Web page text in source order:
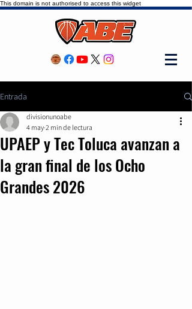
This domain is not authorised to access this widget
Entrada
UPAEP y Tec Toluca avanzan a
la gran final de los Ocho
Grandes 2026
divisionunoabe
4 may 2 min de lectura